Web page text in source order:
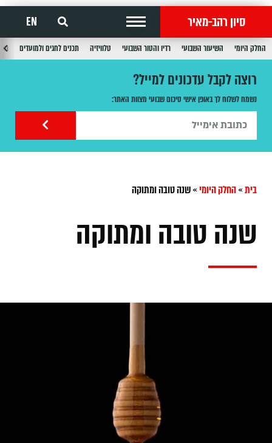
סיון רהב-מאיר EN
החלק היומי השיעור השבועי רדיו והטור השבועי טלוויזיה תכנים לחגים ולמועדים
רוצה לקבל עדכונים למייל?
נשמח לשלוח לך באופן אישי סיכום שבועי מצוות האתר:
בית»החלק היומי»שנה טובה ומתוקה
שנה טובה ומתוקה